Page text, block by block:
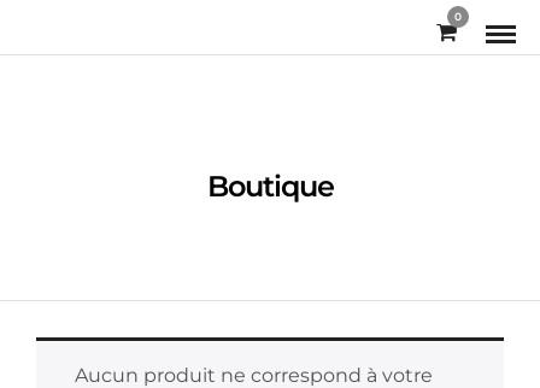
0
Boutique
Aucun produit ne correspond à votre